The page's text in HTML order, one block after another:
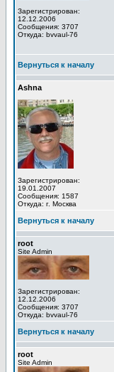
Зарегистрирован:
12.12.2006
Сообщения: 3707
Откуда: bvvaul-76
Вернуться к началу
Ashna
Зарегистрирован:
19.01.2007
Сообщения: 1587
Откуда: г. Москва
Вернуться к началу
root
Site Admin
Зарегистрирован:
12.12.2006
Сообщения: 3707
Откуда: bvvaul-76
Вернуться к началу
root
Site Admin